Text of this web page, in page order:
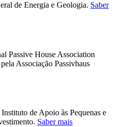
de Energia e Geologia. Saber
Passive House Association
Associação Passivhaus
de Apoio às Pequenas e
Saber mais